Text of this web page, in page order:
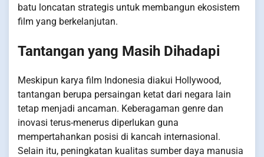
batu loncatan strategis untuk membangun ekosistem
film yang berkelanjutan.
Tantangan yang Masih Dihadapi
Meskipun karya film Indonesia diakui Hollywood,
tantangan berupa persaingan ketat dari negara lain
tetap menjadi ancaman. Keberagaman genre dan
inovasi terus-menerus diperlukan guna
mempertahankan posisi di kancah internasional.
Selain itu, peningkatan kualitas sumber daya manusia